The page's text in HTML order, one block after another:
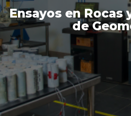
Ensayos en Rocas
de